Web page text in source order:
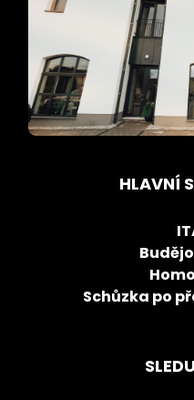
HLAVNÍ
Schůzka po